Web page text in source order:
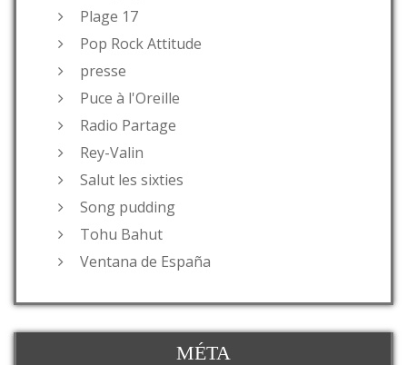
Plage 17
Pop Rock Attitude
presse
Puce à l'Oreille
Radio Partage
Rey-Valin
Salut les sixties
Song pudding
Tohu Bahut
Ventana de España
MÉTA